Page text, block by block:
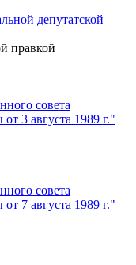
депутатской
правкой
совета
3 августа 1989 г."
совета
7 августа 1989 г."